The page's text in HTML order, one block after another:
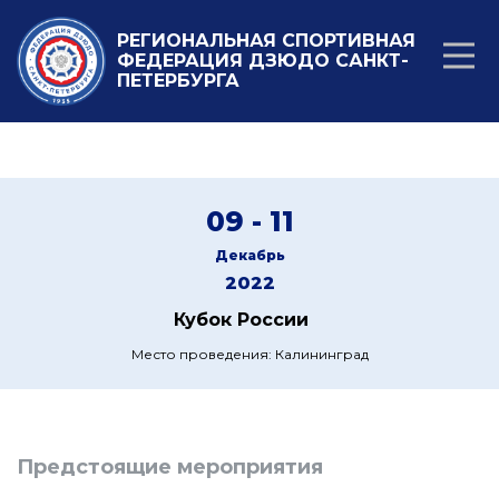
РЕГИОНАЛЬНАЯ СПОРТИВНАЯ
ФЕДЕРАЦИЯ ДЗЮДО САНКТ-
ПЕТЕРБУРГА
09 - 11
Декабрь
2022
Кубок России
Место проведения: Калининград
Предстоящие мероприятия